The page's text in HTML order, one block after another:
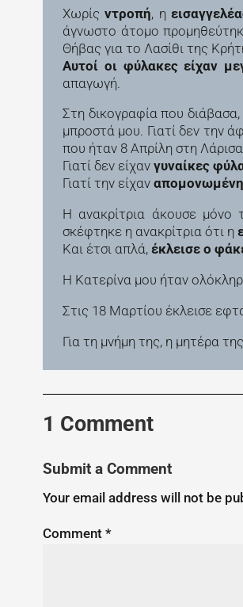
Χωρίςντροπή, η
άγνωστο άτομο
Θήβας για το Λασίθι της
Αυτοί οι φύλακες είχαν
απαγωγή.
Στη δικογραφία που
μπροστά μου. Γιατί δεν την
που ήταν 8 Απρίλη στη
Γιατί δεν είχαν γυναίκες
Γιατί την είχαν απομονωμένη
Η ανακρίτρια άκουσε
σκέφτηκε η ανακρίτρια ότι η
Και έτσι απλά, έκλεισε ο
Η Κατερίνα μου ήταν
Στις 18 Μαρτίου έκλεισε
Για τη μνήμη της, η μητέρα
1 Comment
Submit a Comment
Your email address will not be
Comment *